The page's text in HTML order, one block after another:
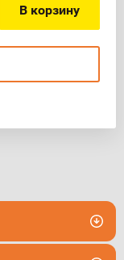
В корзину